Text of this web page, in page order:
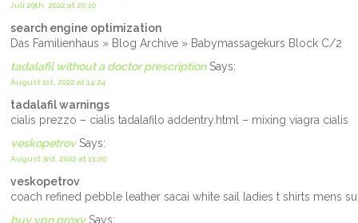
Juli 29th, 2022 at 20:10
search engine optimization
Das Familienhaus » Blog Archive » Babymassagekurs Block C/2
tadalafil without a doctor prescriptionSays:
August 1st, 2022 at 14:24
tadalafil warnings
cialis prezzo – cialis tadalafilo addentry.html – mixing viagra cialis
veskopetrovSays:
August 3rd, 2022 at 13:20
veskopetrov
coach refined pebble leather sacai white sail ladies t shirts mens
buy vpn proxySays: